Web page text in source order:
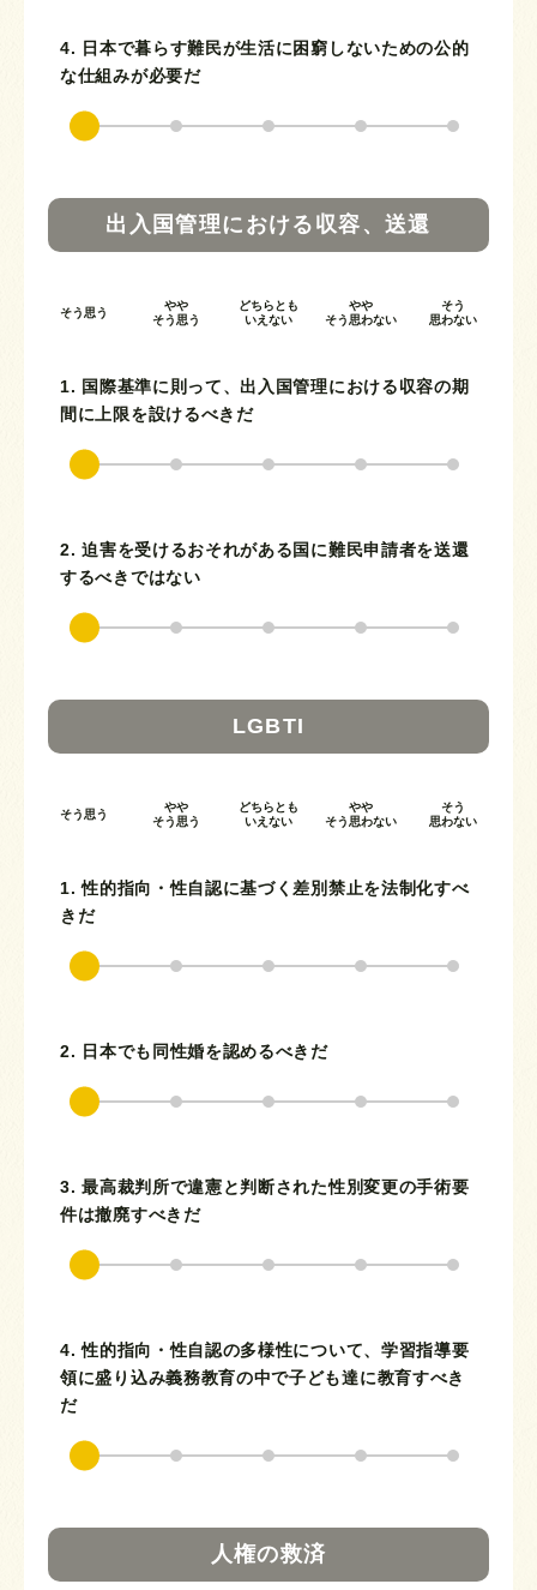
4. 日本で暮らす難民が生活に困窮しないための公的
な仕組みが必要だ
出入国管理における収容、送還
そう思う
やや
そう思う
どちらとも
いえない
やや
そう思わない
そう
思わない
1. 国際基準に則って、出入国管理における収容の期
間に上限を設けるべきだ
2. 迫害を受けるおそれがある国に難民申請者を送還
するべきではない
LGBTI
そう思う
やや
そう思う
どちらとも
いえない
やや
そう思わない
そう
思わない
1. 性的指向・性自認に基づく差別禁止を法制化すべ
きだ
2. 日本でも同性婚を認めるべきだ
3. 最高裁判所で違憲と判断された性別変更の手術要
件は撤廃すべきだ
4. 性的指向・性自認の多様性について、学習指導要
領に盛り込み義務教育の中で子ども達に教育すべき
だ
人権の救済